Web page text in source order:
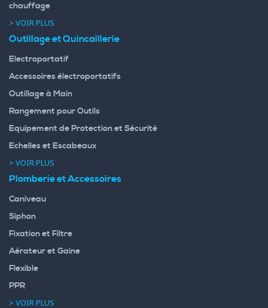
chauffage
> VOIR PLUS
Outillage et Quincaillerie
Electroportatif
Accessoires électroportatifs
Outillage à Main
Rangement pour Outils
Equipement de Protection et Sécurité
Echelles et Escabeaux
> VOIR PLUS
Plomberie et Accessoires
Caniveau
Siphon
Fixation et Filtre
Aérateur et Gaine
Flexible
PPR
> VOIR PLUS